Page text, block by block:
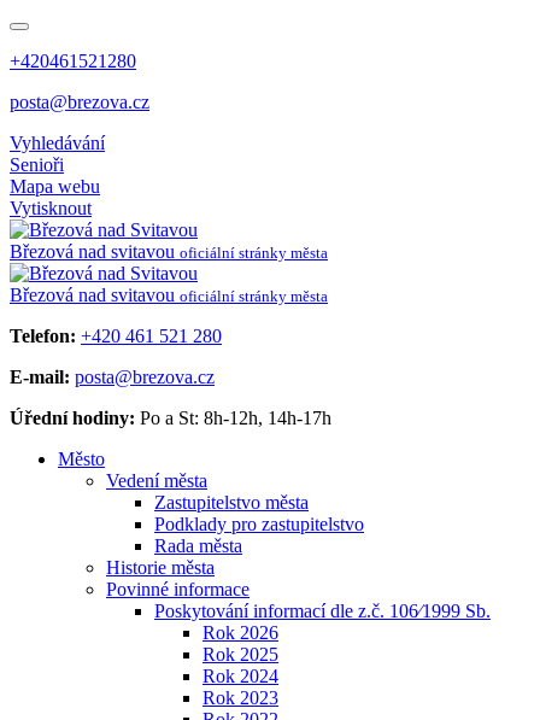
+420461521280
posta@brezova.cz
Vyhledávání
Senioři
Mapa webu
Vytisknout
Březová nad svitavou oficiální stránky města
Březová nad svitavou oficiální stránky města
Telefon: +420 461 521 280
E-mail: posta@brezova.cz
Úřední hodiny: Po a St: 8h-12h, 14h-17h
Město
Vedení města
Zastupitelstvo města
Podklady pro zastupitelstvo
Rada města
Historie města
Povinné informace
Poskytování informací dle z.č. 106⁄1999 Sb.
Rok 2026
Rok 2025
Rok 2024
Rok 2023